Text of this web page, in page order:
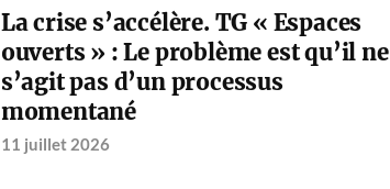
La crise s’accélère. TG « Espaces
ouverts » : Le problème est qu’il ne
s’agit pas d’un processus
momentané
11 juillet 2026